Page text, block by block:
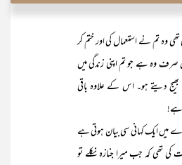
وہ تم نے استعمال کی اور ختم کر
صرف وہ ہے جو تم اپنی زندگی میں
دیتے ہو۔ اس کے علاوہ باقی
ہے!
میں ایک کہانی سی بیان ہوتی ہے
تھی کہ جب میرا جنازہ نکلے تو